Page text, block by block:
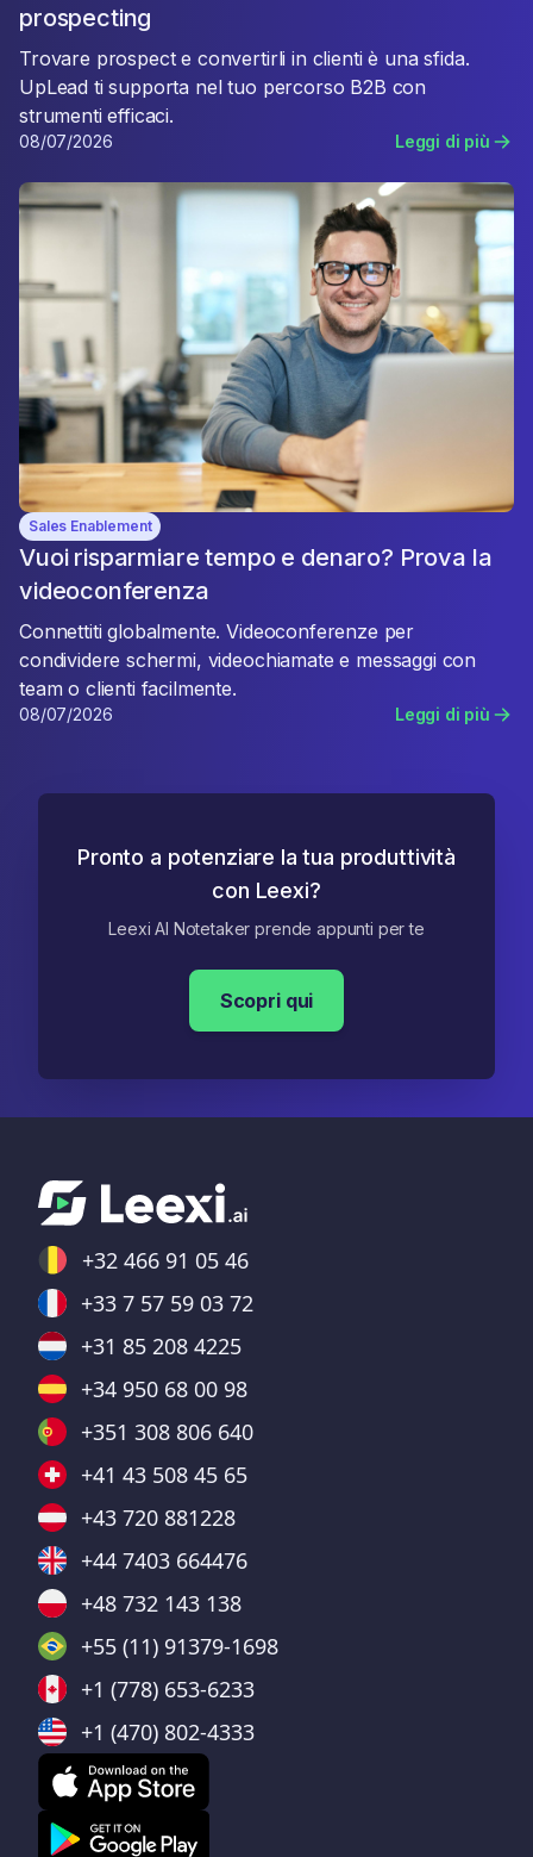
prospecting
Trovare prospect e convertirli in clienti è una sfida.
UpLead ti supporta nel tuo percorso B2B con
strumenti efficaci.
08/07/2026 Leggi di più
Sales Enablement
Vuoi risparmiare tempo e denaro? Prova la
videoconferenza
Connettiti globalmente. Videoconferenze per
condividere schermi, videochiamate e messaggi con
team o clienti facilmente.
08/07/2026 Leggi di più
Pronto a potenziare la tua produttività
con Leexi?
Leexi AI Notetaker prende appunti per te
Scopri qui
+32 466 91 05 46
+33 7 57 59 03 72
+31 85 208 4225
+34 950 68 00 98
+351 308 806 640
+41 43 508 45 65
+43 720 881228
+44 7403 664476
+48 732 143 138
+55 (11) 91379-1698
+1 (778) 653-6233
+1 (470) 802-4333